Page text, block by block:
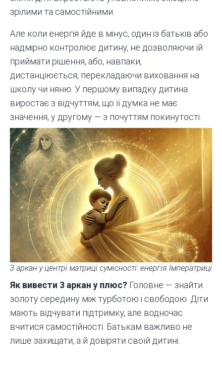
зрілими та самостійними.
Але коли енергія йде в мінус, один із батьків або
надмірно контролює дитину, не дозволяючи їй
приймати рішення, або, навпаки,
дистанціюється, перекладаючи виховання на
школу чи няню. У першому випадку дитина
виростає з відчуттям, що її думка не має
значення, у другому — з почуттям покинутості.
3 аркан у центрі матриці сумісності: енергія Імператриці
Як вивести 3 аркан у плюс? Головне — знайти
золоту середину між турботою і свободою. Діти
мають відчувати підтримку, але водночас
вчитися самостійності. Батькам важливо не
лише захищати, а й довіряти своїй дитині.